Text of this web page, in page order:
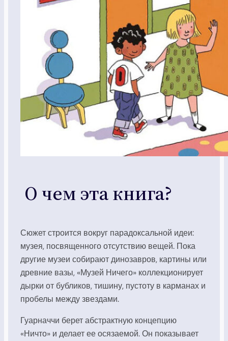
О чем эта книга?
Сюжет строится вокруг парадоксальной идеи:
музея, посвященного отсутствию вещей. Пока
другие музеи собирают динозавров, картины или
древние вазы, «Музей Ничего» коллекционирует
дырки от бубликов, тишину, пустоту в карманах и
пробелы между звездами.
Гуарначчи берет абстрактную концепцию
«Ничто» и делает ее осязаемой. Он показывает